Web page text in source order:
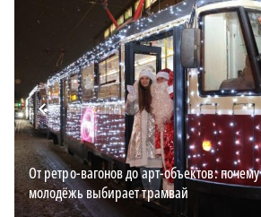
От ретро-вагонов до арт-объектов: почему
молодёжь выбирает трамвай